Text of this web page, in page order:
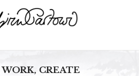
CREATE